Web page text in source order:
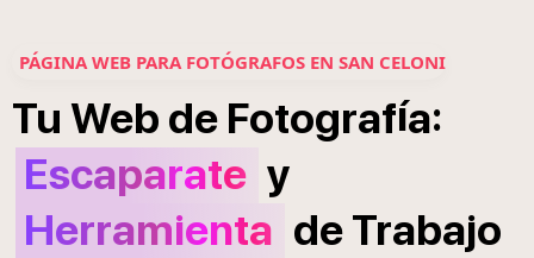
PÁGINA WEB PARA FOTÓGRAFOS EN SAN CELONI
Tu Web de Fotografía:
Escaparate y
Herramienta deTrabajo